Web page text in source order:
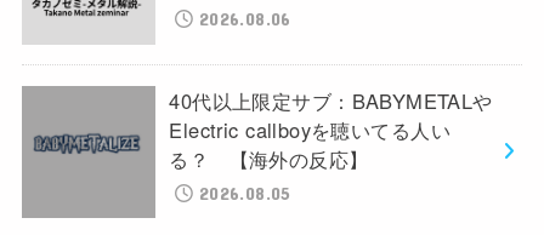
2026.08.06
40代以上限定サブ：BABYMETALや
Electric callboyを聴いてる人い
る？ 【海外の反応】
2026.08.05